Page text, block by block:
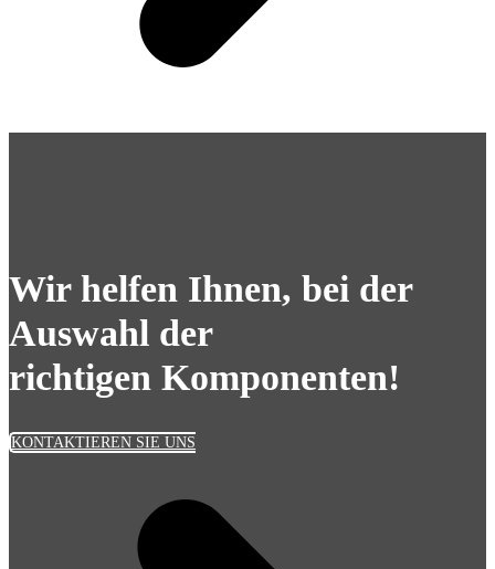
Wir helfen Ihnen, bei der
Auswahl der
richtigen Komponenten!
KONTAKTIEREN SIE UNS